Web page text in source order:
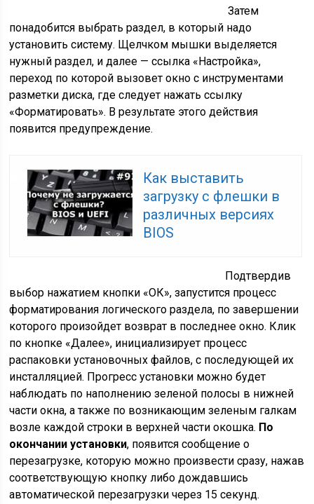
Затем
понадобится выбрать раздел, в который надо
установить систему. Щелчком мышки выделяется
нужный раздел, и далее — ссылка «Настройка»,
переход по которой вызовет окно с инструментами
разметки диска, где следует нажать ссылку
«Форматировать». В результате этого действия
появится предупреждение.
Как выставить
загрузку с флешки в
различных версиях
BIOS
Подтвердив
выбор нажатием кнопки «ОК», запустится процесс
форматирования логического раздела, по завершении
которого произойдет возврат в последнее окно. Клик
по кнопке «Далее», инициализирует процесс
распаковки установочных файлов, с последующей их
инсталляцией. Прогресс установки можно будет
наблюдать по наполнению зеленой полосы в нижней
части окна, а также по возникающим зеленым галкам
возле каждой строки в верхней части окошка. По
окончании установки, появится сообщение о
перезагрузке, которую можно произвести сразу, нажав
соответствующую кнопку либо дождавшись
автоматической перезагрузки через 15 секунд.